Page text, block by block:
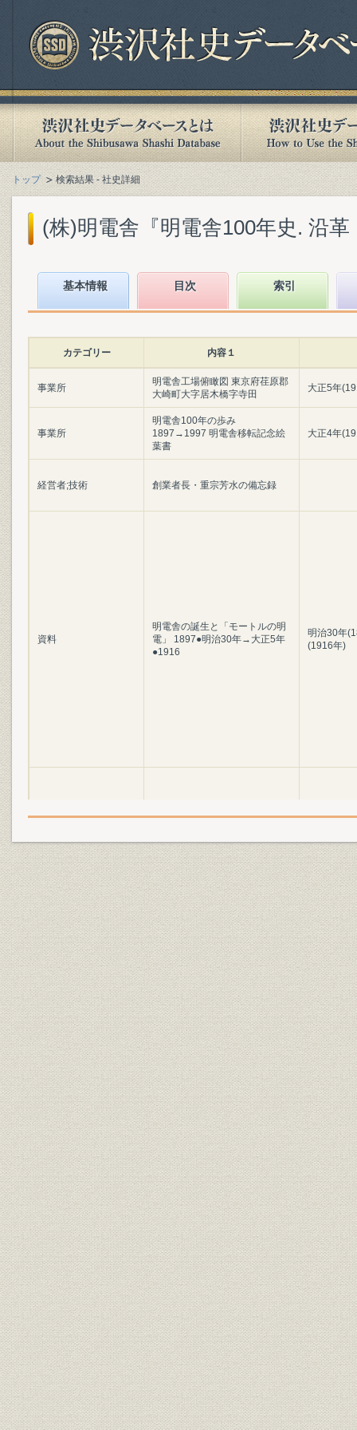
トップ 検索結果 - 社史詳細
(株)明電舎『明電舎100年史. 沿
基本情報 目次 索引
カテゴリー 内容１
事業所
明電舎工場俯瞰図 東京府荏原郡
大崎町大字居木橋字寺田
大正5年
事業所
明電舎100年の歩み
1897→1997 明電舎移転記念絵
葉書
大正4年
経営者;技術 創業者長・重宗芳水の備忘録
資料
明電舎の誕生と「モートルの明
電」 1897●明治30年→大正5年
●1916
明治30年
(1916年)
設備
明電舎の誕生と「モートルの明
電」 1897●明治30年→大正5年
●1916
大正2年
年)
設備
明電舎の誕生と「モートルの明
電」 1897●明治30年→大正5年
●1916
大正3年
年)
資料
事業の拡大・発展と戦時下の経
営 1917●大正6年→昭和20年
●1945
大正6年
年)